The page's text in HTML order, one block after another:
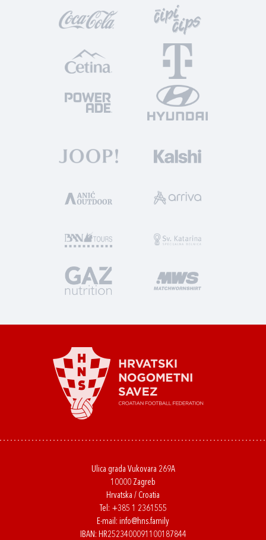
Ulica grada Vukovara 269A
10000 Zagreb
Hrvatska / Croatia
Tel: +385 1 2361555
E-mail: info@hns.family
IBAN: HR2523400091100187844